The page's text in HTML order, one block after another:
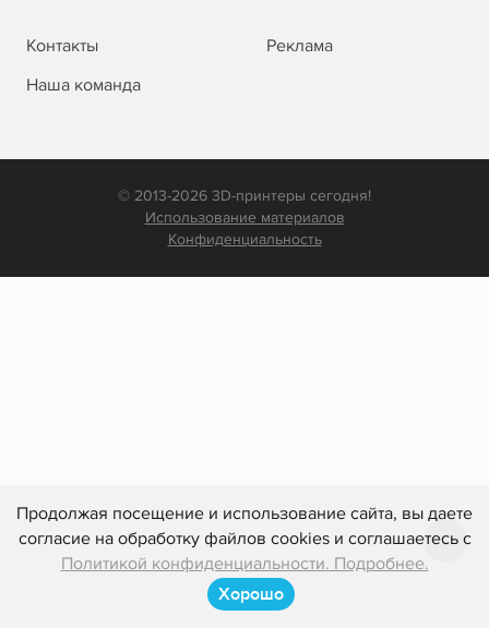
Продолжая посещение и использование сайта, вы даете
согласие на обработку файлов cookies и соглашаетесь с
Политикой конфиденциальности. Подробнее.
Хорошо
Контакты
Реклама
Наша команда
© 2013-2026 3D-принтеры сегодня!
Использование материалов
Конфиденциальность